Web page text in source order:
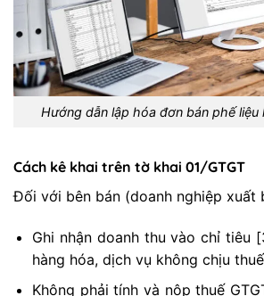
Hướng dẫn lập hóa đơn bán phế
Cách kê khai trên tờ khai 01/GTGT
Đối với bên bán (doanh nghiệp xuất
Ghi nhận doanh thu vào chỉ tiêu
hàng hóa, dịch vụ không chịu thuế
Không phải tính và nộp thuế